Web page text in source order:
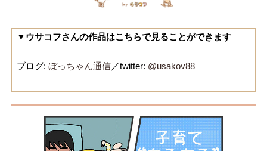
▼ウサコフさんの作品はこちらで見ることができます
ブログ:ぼっちゃん通信／twitter: @usakov88